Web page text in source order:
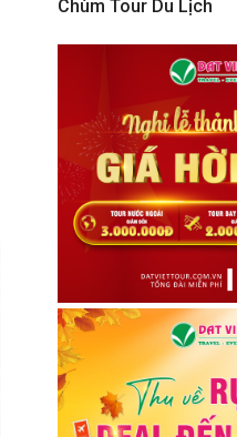
Chùm Tour Du Lịch